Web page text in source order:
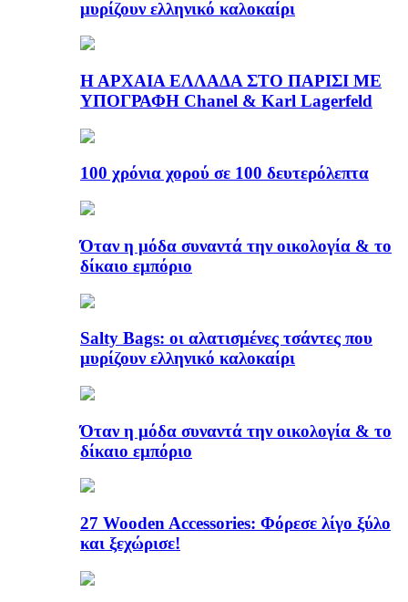
μυρίζουν ελληνικό καλοκαίρι
Η ΑΡΧΑΙΑ ΕΛΛΑΔΑ ΣΤΟ ΠΑΡΙΣΙ ΜΕ
ΥΠΟΓΡΑΦΗ Chanel & Karl Lagerfeld
100 χρόνια χορού σε 100 δευτερόλεπτα
Όταν η μόδα συναντά την οικολογία & το
δίκαιο εμπόριο
Salty Bags: οι αλατισμένες τσάντες που
μυρίζουν ελληνικό καλοκαίρι
Όταν η μόδα συναντά την οικολογία & το
δίκαιο εμπόριο
27 Wooden Accessories: Φόρεσε λίγο ξύλο
και ξεχώρισε!